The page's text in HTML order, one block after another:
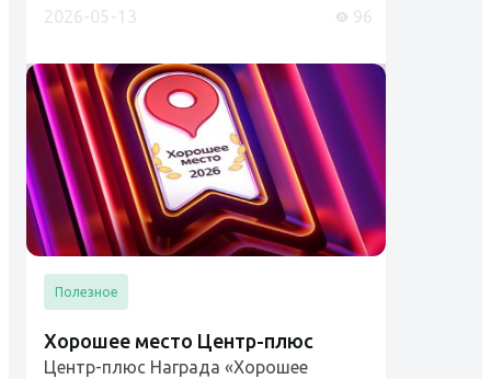
Разъяснения Ростехнадзора и
2026-05-13 96
Полезное
Хорошее место Центр-плюс
Центр-плюс Награда «Хорошее